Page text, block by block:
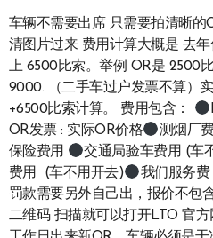
车辆不需要出席 只需要拍清晰的
清图片过来 费用计算大概是 去
上 6500比索。举例 OR是 2500
9000. （二手车过户发票不算）
+6500比索计算。 费用包含：
OR发票 : 实际OR价格
测烟厂
保险费用
交通局验车费用 (车
费用 (车不用开去)
我们服务
罚款需要另外自己出，报价不包
二维码 扫描就可以打开LTO 官